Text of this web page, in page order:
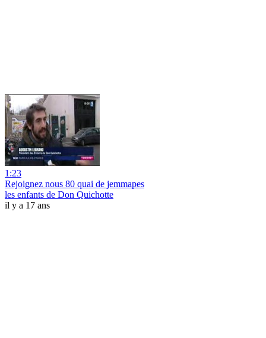
1:23
Rejoignez nous 80 quai de jemmapes
les enfants de Don Quichotte
il y a 17 ans